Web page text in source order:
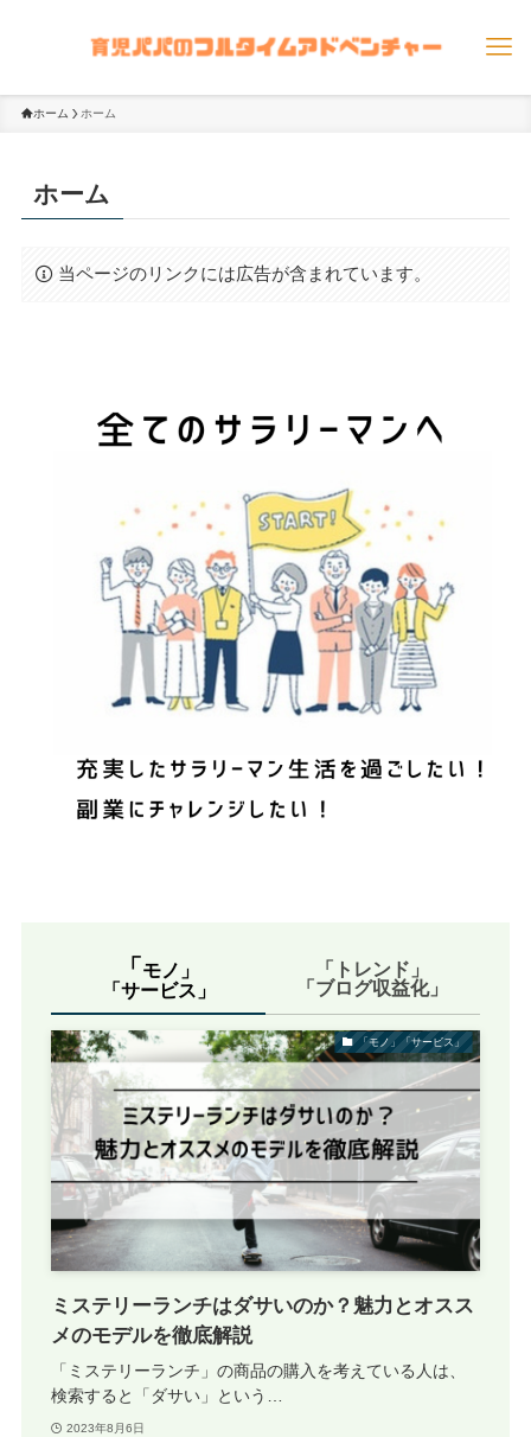
ホーム ホーム
ホーム
当ページのリンクには広告が含まれています。
「 モノ」
「サービス」
「トレンド」
「ブログ収益化」
「モノ」「サービス」
ミステリーランチはダサいのか？魅力とオスス
メのモデルを徹底解説
「ミステリーランチ」の商品の購入を考えている人は、
検索すると「ダサい」という…
2023年8月6日